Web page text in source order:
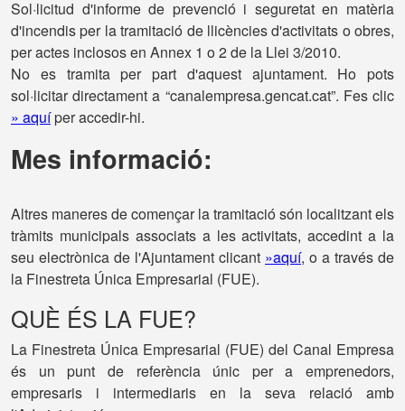
Sol·licitud d'informe de prevenció i seguretat en matèria
d'incendis per la tramitació de llicències d'activitats o obres,
per actes inclosos en Annex 1 o 2 de la Llei 3/2010.
No es tramita per part d'aquest ajuntament. Ho pots
sol·licitar directament a “canalempresa.gencat.cat”. Fes clic
» aquíper accedir-hi.
Mes informació:
Altres maneres de començar la tramitació són localitzant els
tràmits municipals associats a les activitats, accedint a la
seu electrònica de l'Ajuntament clicant »aquí, o a través de
la Finestreta Única Empresarial (FUE).
QUÈ ÉS LA FUE?
La Finestreta Única Empresarial (FUE) del Canal Empresa
és un punt de referència únic per a emprenedors,
empresaris i intermediaris en la seva relació amb